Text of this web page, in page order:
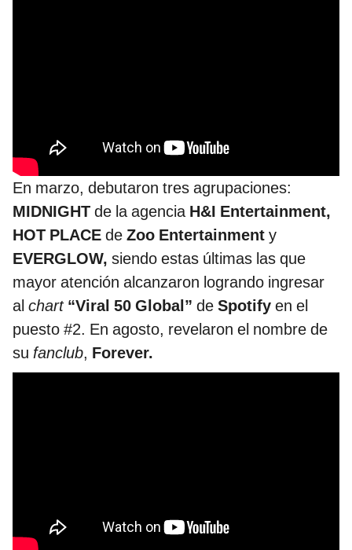
En marzo, debutaron tres agrupaciones:
MIDNIGHT de la agencia H&I Entertainment,
HOT PLACE de Zoo Entertainment y
EVERGLOW, siendo estas últimas las que
mayor atención alcanzaron logrando ingresar
al chart “Viral 50 Global” de Spotify en el
puesto #2. En agosto, revelaron el nombre de
su fanclub, Forever.